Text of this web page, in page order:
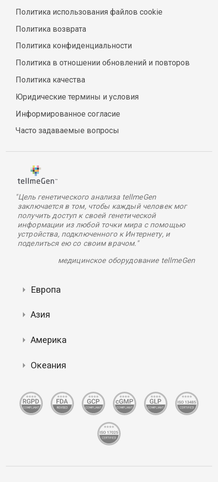
Политика использования файлов cookie
Политика возврата
Политика конфиденциальности
Политика в отношении обновлений и повторов
Политика качества
Юридические термины и условия
Информированное согласие
Часто задаваемые вопросы
"Цель генетического анализа tellmeGen
заключается в том, чтобы каждый человек мог
получить доступ к своей генетической
информации из любой точки мира с помощью
устройства, подключенного к Интернету, и
поделиться ею со своим врачом."
медицинское оборудование tellmeGen
Европа
Азия
Америка
Океания